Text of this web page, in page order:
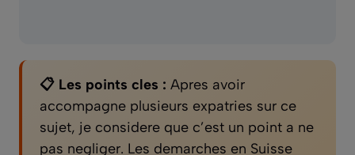
📋 Les points cles : Apres avoir
accompagne plusieurs expatries sur ce
sujet, je considere que c’est un point a ne
pas negliger. Les demarches en Suisse